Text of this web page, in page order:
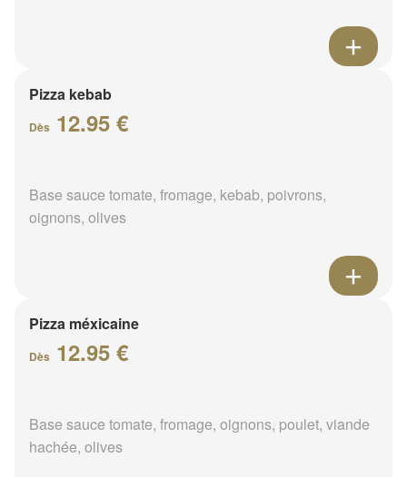
Pizza kebab
Dès 12.95 €
Base sauce tomate, fromage, kebab, poivrons,
oignons, olives
Pizza méxicaine
Dès 12.95 €
Base sauce tomate, fromage, oignons, poulet, viande
hachée, olives